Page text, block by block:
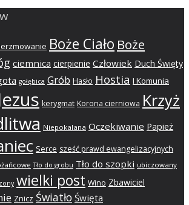
Boże Ciało Boże
ciemnica cierpienie Człowiek Duch Święty
gołębica Grób Hasło Hostia I Komunia
kerygmat Korona cierniowa Krzyż
Niepokalana Oczekiwanie Papież
Serce sześć prawd ewangelizacyjnych
Tło do grobu Tło do szopki ubiczowany
wielki post Wino Zbawiciel
Znicz Światło Święta